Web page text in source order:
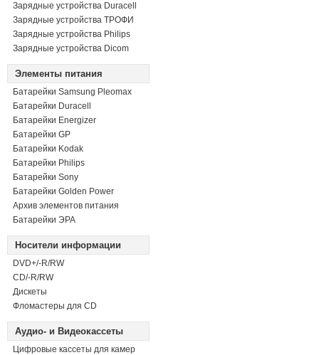
Зарядные устройства Duracell
Зарядные устройства ТРОФИ
Зарядные устройства Philips
Зарядные устройства Dicom
Элементы питания
Батарейки Samsung Pleomax
Батарейки Duracell
Батарейки Energizer
Батарейки GP
Батарейки Kodak
Батарейки Philips
Батарейки Sony
Батарейки Golden Power
Архив элементов питания
Батарейки ЭРА
Носители информации
DVD+/-R/RW
СD/-R/RW
Дискеты
Фломастеры для CD
Аудио- и Видеокассеты
Цифровые кассеты для камер